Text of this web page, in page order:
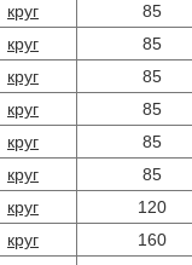
круг
85
круг
85
круг
85
круг
85
круг
85
круг
85
круг
120
круг
160